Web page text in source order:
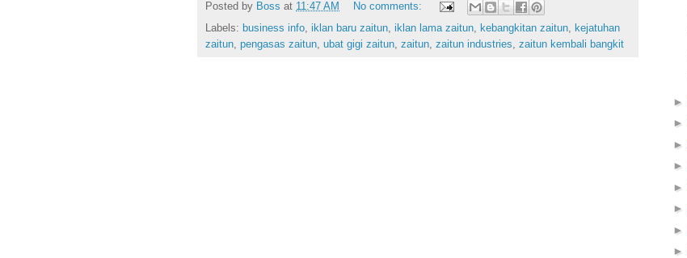
Posted by Boss at 11:47 AM
No comments:
Labels: business info, iklan baru zaitun, iklan lama zaitun, kebangkitan zaitun, kejatuhan
zaitun, pengasas zaitun, ubat gigi zaitun, zaitun, zaitun industries, zaitun kembali bangkit
►
►
►
►
►
►
►
►